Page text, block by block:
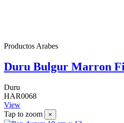
Productos Arabes
Duru Bulgur Marron
Duru
HAR0068
View
Tap to zoom
×